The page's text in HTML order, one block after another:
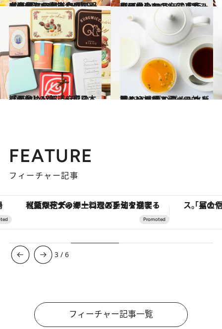
2023.7.14
【画像】47都道府県の手土産 夏にうれしい！ ひんやりおやつ大集合 “東日本エリアを総まとめ”
グルメ 2022.12.23
【画像】2023年決定版！ 東日本のおいしい「手みやげ」全63品を写真で一気に見る！
グルメ
2022.3.10
【画像】47都道府県の「かわいい缶」～東日本総まとめ～
グルメ 2023.7.11
夏といえば！ パッションフルーツ 夏のフルーツを詰め込んだスイーツで ビタミン補給＆夏バテ対策！
グルメ
FEATURE
フィーチャー記事
【夏限定ディナーコース】旬を迎える稚鮎や花ズッキーニなどをイタリア・トスカーナの郷土料理の手法で満喫！
3 /6
フィーチャー記事一覧